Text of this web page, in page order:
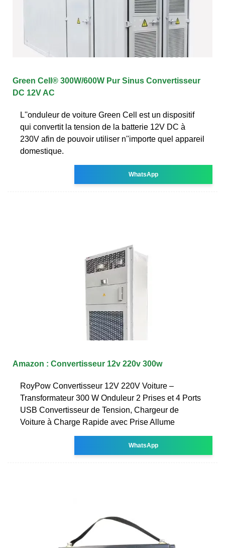
Green Cell® 300W/600W Pur Sinus Convertisseur
DC 12V AC
L''onduleur de voiture Green Cell est un dispositif
qui convertit la tension de la batterie 12V DC à
230V afin de pouvoir utiliser n''importe quel appareil
domestique.
WhatsApp
Amazon : Convertisseur 12v 220v 300w
RoyPow Convertisseur 12V 220V Voiture –
Transformateur 300 W Onduleur 2 Prises et 4 Ports
USB Convertisseur de Tension, Chargeur de
Voiture à Charge Rapide avec Prise Allume
WhatsApp